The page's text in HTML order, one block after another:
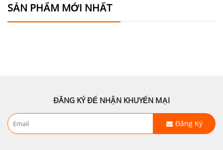
SẢN PHẨM MỚI NHẤT
ĐĂNG KÝ ĐỂ NHẬN KHUYẾN MẠI
Đăng Ký